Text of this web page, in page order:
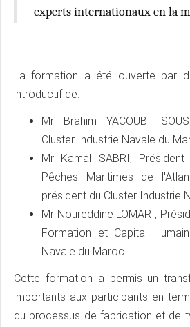
experts internationaux en la
La formation a été ouverte par
introductif de:
Mr Brahim YACOUBI
Cluster Industrie Navale du
Mr Kamal SABRI,
Pêches Maritimes de
président du Cluster Industrie
Mr Noureddine LOMARI,
Formation et Capital
Navale du Maroc
Cette formation a permis un
importants aux participants en
du processus de fabrication et de